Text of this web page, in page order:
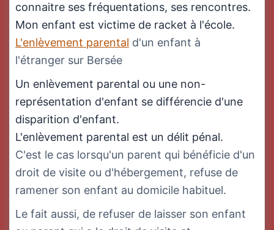
connaitre ses fréquentations, ses rencontres.
Mon enfant est victime de racket à l'école.
L'enlèvement parental d'un enfant à
l'étranger sur Bersée
Un enlèvement parental ou une non-
représentation d'enfant se différencie d'une
disparition d'enfant.
L'enlèvement parental est un délit pénal.
C'est le cas lorsqu'un parent qui bénéficie d'un
droit de visite ou d'hébergement, refuse de
ramener son enfant au domicile habituel.
Le fait aussi, de refuser de laisser son enfant